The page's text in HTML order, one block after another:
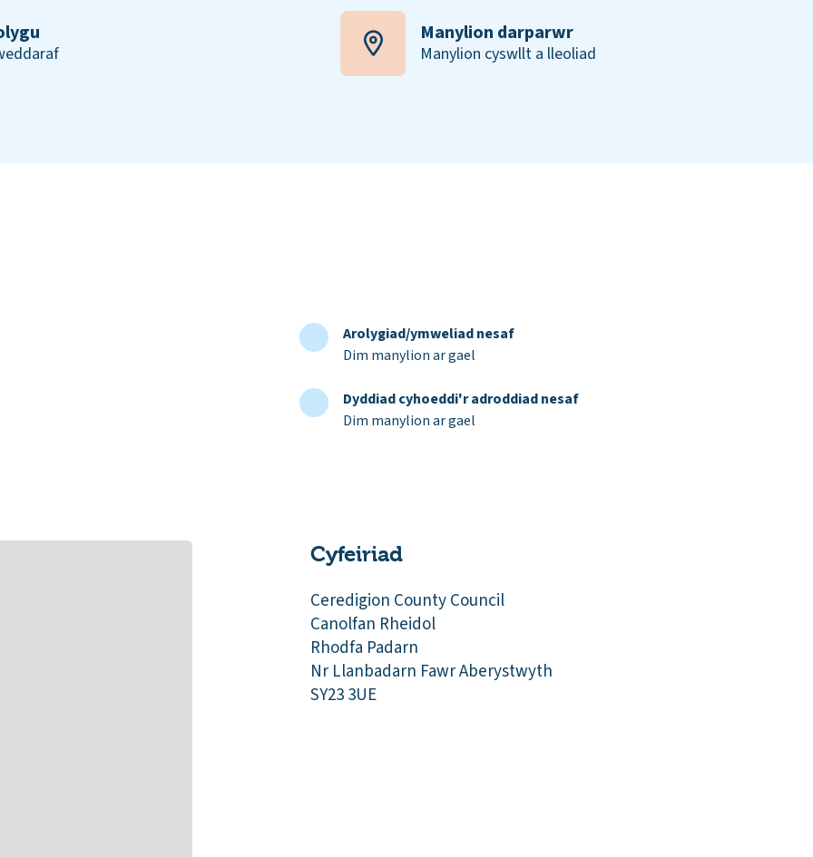
Manylion darparwr
Manylion cyswllt a lleoliad
Arolygiad/ymweliad nesaf
Dim manylion ar gael
Dyddiad cyhoeddi'r adroddiad nesaf
Dim manylion ar gael
Cyfeiriad
Ceredigion County Council
Canolfan Rheidol
Rhodfa Padarn
Nr Llanbadarn Fawr Aberystwyth
SY23 3UE